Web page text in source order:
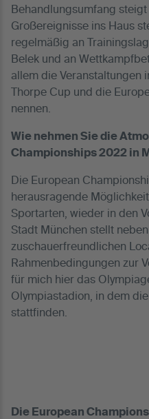
Behandlungsumfang
Großereignisse ins Haus
regelmäßig an
Belek und an
allem die Veranstaltungen
Thorpe Cup und die
nennen.
Wie nehmen Sie die
Championships 2022 in
Die European
herausragende
Sportarten, wieder in den
Stadt München stellt
zuschauerfreundlichen
Rahmenbedingungen zur
für mich hier das
Olympiastadion, in dem
stattfinden.
Die European